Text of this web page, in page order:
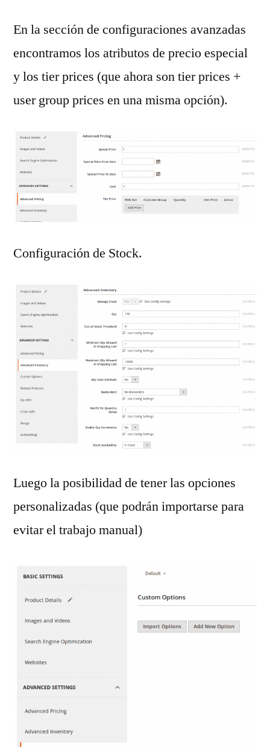
En la sección de configuraciones avanzadas
encontramos los atributos de precio especial
y los tier prices (que ahora son tier prices +
user group prices en una misma opción).
Configuración de Stock.
Luego la posibilidad de tener las opciones
personalizadas (que podrán importarse para
evitar el trabajo manual)